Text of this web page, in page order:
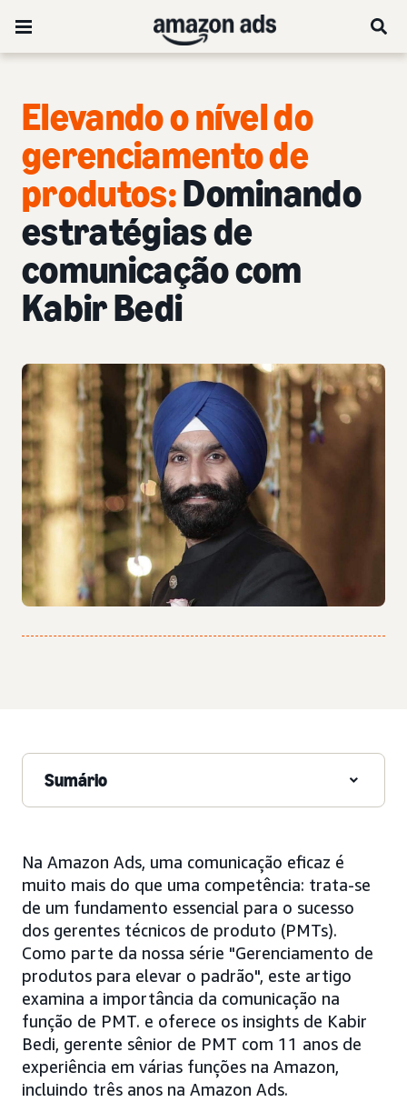
Elevando o nível do
gerenciamento de
produtos:Dominando
estratégias de
comunicação com
Kabir Bedi
Sumário
Na Amazon Ads, uma comunicação eficaz é
muito mais do que uma competência: trata-se
de um fundamento essencial para o sucesso
dos gerentes técnicos de produto (PMTs).
Como parte da nossa série "Gerenciamento de
produtos para elevar o padrão", este artigo
examina a importância da comunicação na
função de PMT. e oferece os insights de Kabir
Bedi, gerente sênior de PMT com 11 anos de
experiência em várias funções na Amazon,
incluindo três anos na Amazon Ads.